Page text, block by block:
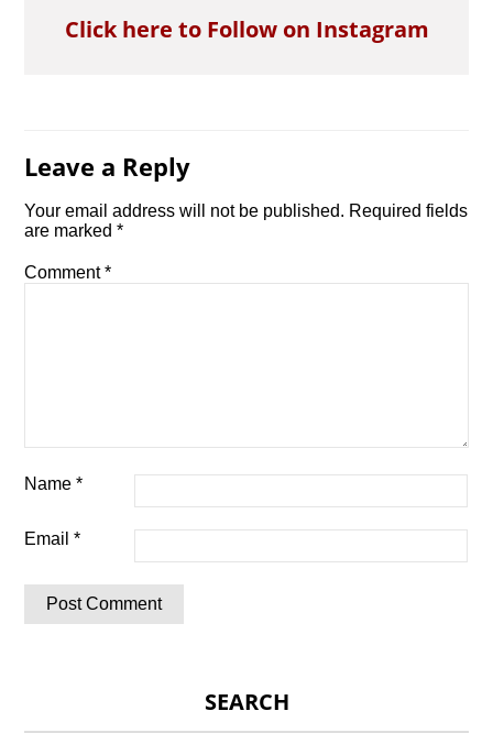
Click here to Follow on Instagram
Leave a Reply
Your email address will not be published. Required fields
are marked*
Comment*
Name*
Email*
SEARCH